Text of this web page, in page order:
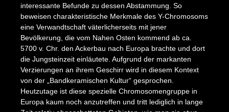
interessante Befunde zu dessen Abstammung. So
beweisen charakteristische Merkmale des Y-Chromosoms
eine Verwandtschaft väterlicherseits mit jener
Bevölkerung, die vom Nahen Osten kommend ab ca.
5700 v. Chr. den Ackerbau nach Europa brachte und dort
die Jungsteinzeit einläutete. Aufgrund der markanten
Verzierungen an ihrem Geschirr wird in diesem Kontext
von der „Bandkeramischen Kultur“ gesprochen.
Heutzutage ist diese spezielle Chromosomengruppe in
Europa kaum noch anzutreffen und tritt lediglich in lange